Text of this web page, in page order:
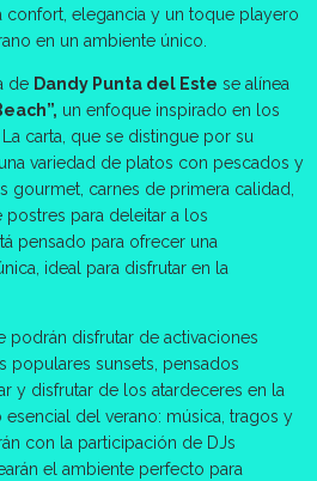
confort, elegancia y un toque playero
en un ambiente único.
de Dandy Punta del Este se alínea
un enfoque inspirado en los
carta, que se distingue por su
variedad de platos con pescados y
gourmet, carnes de primera calidad,
para deleitar a los
pensado para ofrecer una
ideal para disfrutar en la
podrán disfrutar de activaciones
populares sunsets, pensados
y disfrutar de los atardeceres en la
del verano: música, tragos y
con la participación de DJs
el ambiente perfecto para